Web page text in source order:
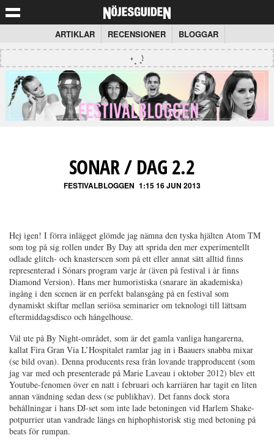
ARTIKLAR RECENSIONER BLOGGAR
SONAR / DAG 2.2
FESTIVALBLOGGEN 1:15 16 JUN 2013
Hej igen! I förra inlägget glömde jag nämna den tyska hjälten Atom TM
som tog på sig rollen under By Day att sprida den mer experimentellt
odlade glitch- och knasterscen som på ett eller annat sätt alltid finns
representerad i Sónars program varje år (även på festival i år finns
Diamond Version). Hans mer humoristiska (snarare än akademiska)
ingång i den scenen är en perfekt balansgång på en festival som
dynamiskt skiftar mellan seriösa seminarier om teknologi till lättsam
eftermiddagsdisco och hångelhouse.
Väl ute på By Night-området, som är det gamla vanliga hangarerna,
kallat Fira Gran Via L’Hospitalet ramlar jag in i Baauers snabba mixar
(se bild ovan). Denna producents resa från lovande trapproducent (som
jag var med och presenterade på Marie Laveau i oktober 2012) blev ett
Youtube-fenomen över en natt i februari och karriären har tagit en liten
annan vändning sedan dess (se publikhav). Det fanns dock stora
behållningar i hans DJ-set som inte lade betoningen vid Harlem Shake-
potpurrier utan vandrade längs en hiphophistorisk stig med betoning på
beats för rumpan.